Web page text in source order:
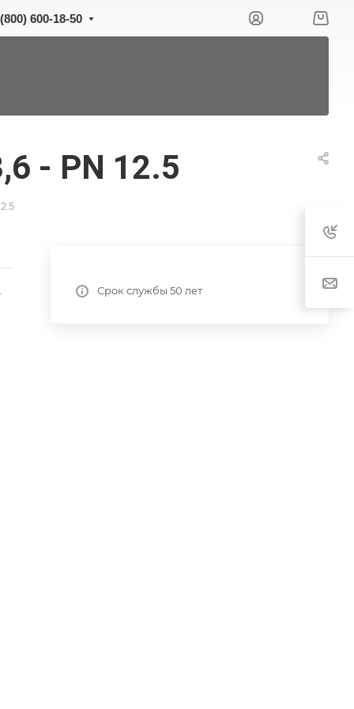
600-18-50
- PN 12.5
Срок службы 50 лет